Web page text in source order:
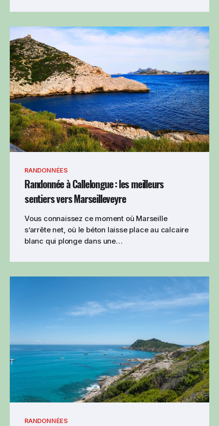
RANDONNÉES
Randonnée à Callelongue : les meilleurs
sentiers vers Marseilleveyre
Vous connaissez ce moment où Marseille
s’arrête net, où le béton laisse place au calcaire
blanc qui plonge dans une…
RANDONNÉES